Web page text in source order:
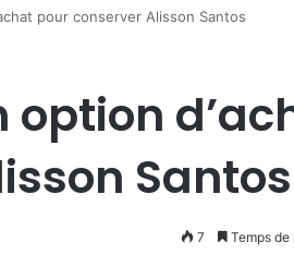
pour conserver Alisson Santos
option
Santos
7 Temps